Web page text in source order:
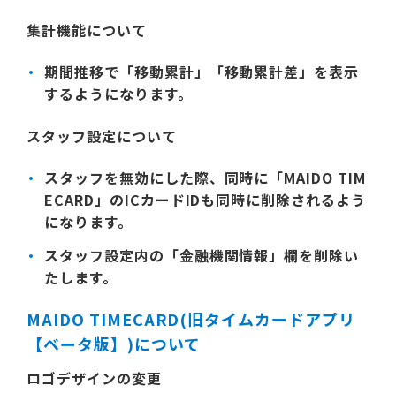
集計機能について
期間推移で「移動累計」「移動累計差」を表示
するようになります。
スタッフ設定について
スタッフを無効にした際、同時に「MAIDO TIM
ECARD」のICカードIDも同時に削除されるよう
になります。
スタッフ設定内の「金融機関情報」欄を削除い
たします。
MAIDO TIMECARD(旧タイムカードアプリ
【ベータ版】)について
ロゴデザインの変更